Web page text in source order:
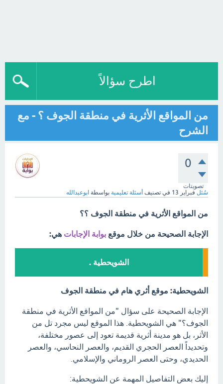
اطرح سؤالاً
من المواقع الأثرية في منطقة الجوف ؟ - مع
الشرح
0
تصويتات
سُئل فبراير 13 في تصنيف أسئلة تعليمية بواسطة ابوعبدالله
من المواقع الأثرية في منطقة الجوف ؟؟
الإجابة الصحيحة من خلال موقع بوابة الإجابات هي:
الشويحطية .
الشويحطية: موقع أثري هام في منطقة الجوف
الإجابة الصحيحة على سؤال "من المواقع الأثرية في منطقة
الجوف؟" هي الشويحطية. هذا الموقع ليس مجرد تل من
الأثر، بل هو مدينة أثرية قديمة تعود إلى عصور مختلفة،
وتحديداً العصر الحجري القديم، والعصر النحاسي، والعصر
الحديدي، وحتى العصر الروماني والإسلامي.
إليك بعض التفاصيل المهمة عن الشويحطية: